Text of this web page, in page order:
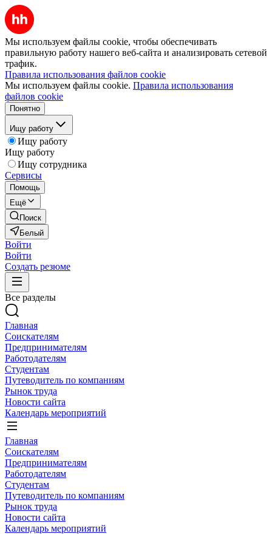
Мы используем файлы cookie, чтобы обеспечивать
правильную работу нашего веб-сайта и анализировать сетевой
трафик.
Правила использования файлов cookie
Мы используем файлы cookie. Правила использования
файлов cookie
Понятно
Ищу работу
Ищу работу
Ищу работу
Ищу сотрудника
Сервисы
Помощь
Ещё
Поиск
Белый
Войти
Войти
Создать резюме
Все разделы
Главная
Соискателям
Предпринимателям
Работодателям
Студентам
Путеводитель по компаниям
Рынок труда
Новости сайта
Календарь мероприятий
Главная
Соискателям
Предпринимателям
Работодателям
Студентам
Путеводитель по компаниям
Рынок труда
Новости сайта
Календарь мероприятий